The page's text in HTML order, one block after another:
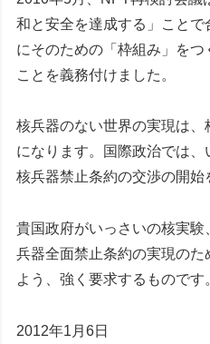
和と安全を達成する」こと
にそのための「枠組み」をつ
ことを義務付けました。
核兵器のない世界の実現は
になります。国際政治では
核兵器禁止条約の交渉の開始
貴国政府がいっさいの核実
兵器全面禁止条約の実現の
よう、強く要求するものです
2012年1月6日